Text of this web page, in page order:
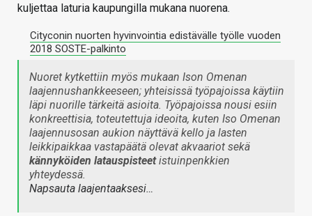
kuljettaa laturia kaupungilla mukana nuorena.
Cityconin nuorten hyvinvointia edistävälle työlle vuoden
2018 SOSTE-palkinto
Nuoret kytkettiin myös mukaan Ison Omenan
laajennushankkeeseen; yhteisissä työpajoissa käytiin
läpi nuorille tärkeitä asioita. Työpajoissa nousi esiin
konkreettisia, toteutettuja ideoita, kuten Iso Omenan
laajennusosan aukion näyttävä kello ja lasten
leikkipaikkaa vastapäätä olevat akvaariot sekä
kännyköiden latauspisteetistuinpenkkien
yhteydessä.
Napsauta laajentaaksesi…